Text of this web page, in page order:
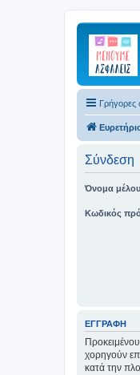
Γρήγορες
Σύνδεση
Όνομα
Κωδικός
ΕΓΓΡΑΦΉ
χορηγούν
κατά την